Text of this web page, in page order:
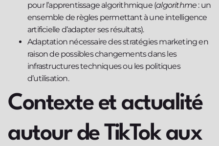
pour l’apprentissage algorithmique (algorithme : un
ensemble de règles permettant à une intelligence
artificielle d’adapter ses résultats).
Adaptation nécessaire des stratégies marketing en
raison de possibles changements dans les
infrastructures techniques ou les politiques
d’utilisation.
Contexte et actualité
autour de TikTok aux